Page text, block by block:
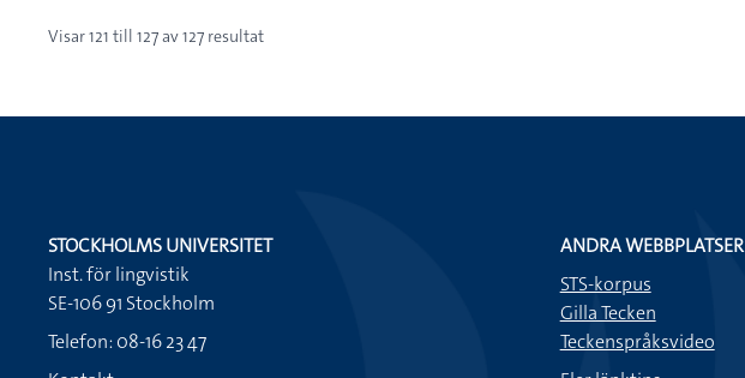
Visar121 till 127av127 resultat
STOCKHOLMS UNIVERSITET
Inst. för lingvistik
SE-106 91 Stockholm
Telefon: 08-16 23 47
ANDRA WEBBPLATSER
STS-korpus
Gilla Tecken
Teckenspråksvideo